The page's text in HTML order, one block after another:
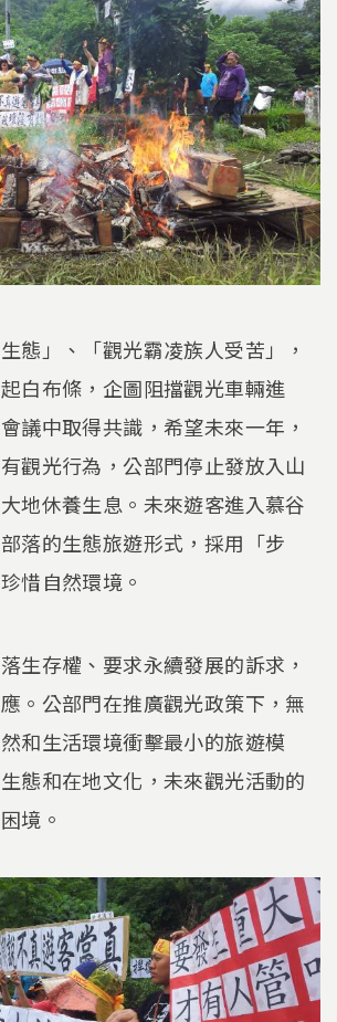
態」、「觀光霸凌族人受苦」，
白布條，企圖阻擋觀光車輛進
議中取得共識，希望未來一年，
觀光行為，公部門停止發放入山
地休養生息。未來遊客進入慕谷
落的生態旅遊形式，採用「步
惜自然環境。
生存權、要求永續發展的訴求，
。公部門在推廣觀光政策下，無
和生活環境衝擊最小的旅遊模
態和在地文化，未來觀光活動的
境。